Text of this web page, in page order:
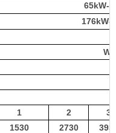
65kW-
176kW-
1 2
3
1530 2730